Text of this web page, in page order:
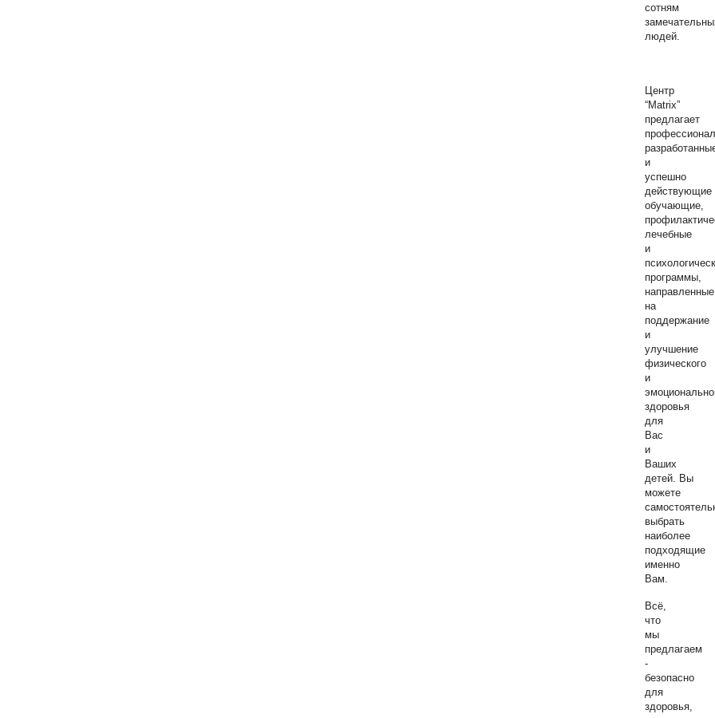
сотням
людей.
Центр
“Matrix”
предлагает
и
успешно
действующие
обучающие,
лечебные
и
программы,
направленные
на
поддержание
и
улучшение
физического
и
здоровья
для
Вас
и
Ваших
детей.
Вы
можете
выбрать
наиболее
подходящие
именно
Вам.
Всё,
что
мы
предлагаем
-
безопасно
для
здоровья,